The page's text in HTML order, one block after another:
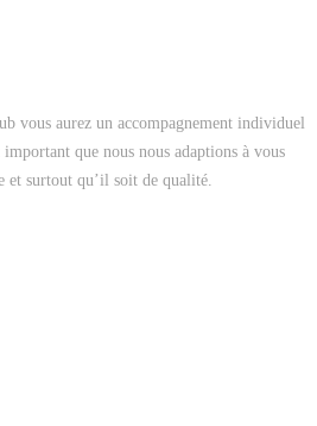
vous aurez un accompagnement individuel
que nous nous adaptions à vous
et surtout qu’il soit de qualité.